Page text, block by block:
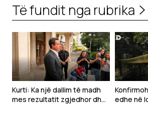
Të fundit nga rubrika
Kurti: Ka një dallim të madh
mes rezultatit zgjedhor dhe
edhe në